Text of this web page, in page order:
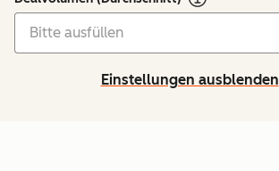
Einstellungen ausblenden